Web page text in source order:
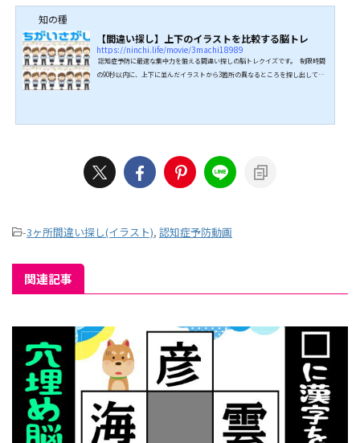
知の種
【間違い探し】上下のイラストを比較する脳トレ
https://ninchi.life/movie/3machi18989
認知症予防に最適な集中力を鍛える間違い探しの脳トレクイズです。 制限時間
の90秒以内に、上下に並んだイラストから3箇所の異なるところを探し出してく
-3ヶ所間違い探し(イラスト), 認知症予防動画
関連記事